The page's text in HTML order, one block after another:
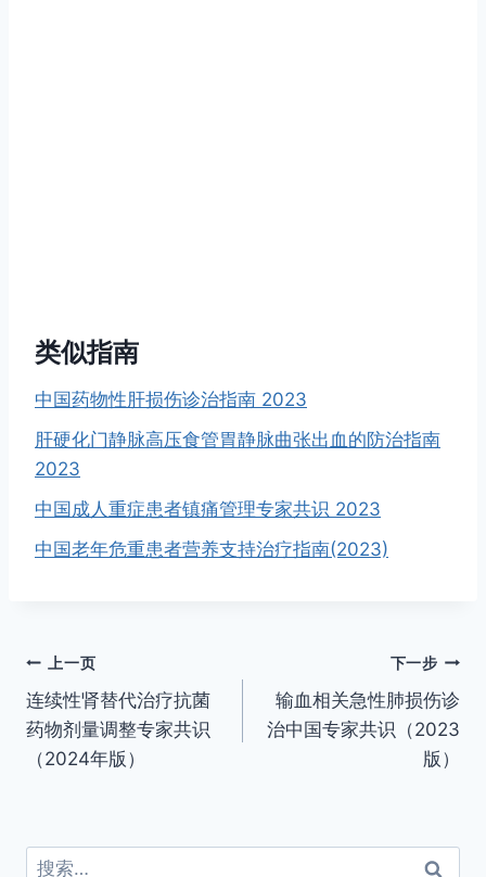
类似指南
中国药物性肝损伤诊治指南 2023
肝硬化门静脉高压食管胃静脉曲张出血的防治指南
2023
中国成人重症患者镇痛管理专家共识 2023
中国老年危重患者营养支持治疗指南(2023)
文
章
导
上一页
连续性肾替代治疗抗菌
药物剂量调整专家共识
（2024年版）
下一步
输血相关急性肺损伤诊
治中国专家共识（2023
版）
搜